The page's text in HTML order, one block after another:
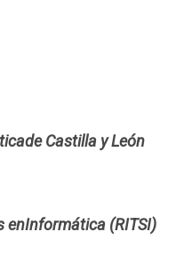
Castilla y León
enInformática (RITSI)